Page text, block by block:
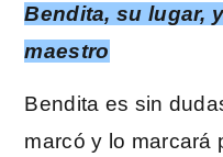
Bendita, su lugar,
maestro
Bendita es sin
marcó y lo marcará